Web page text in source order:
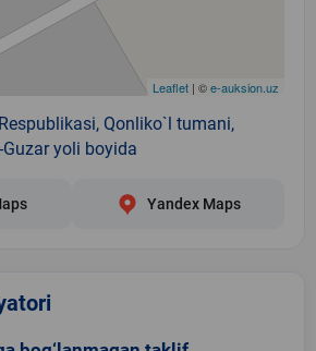
Leaflet | ©e-auksion.uz
Qonliko`l tumani,
yoli boyida
Yandex Maps